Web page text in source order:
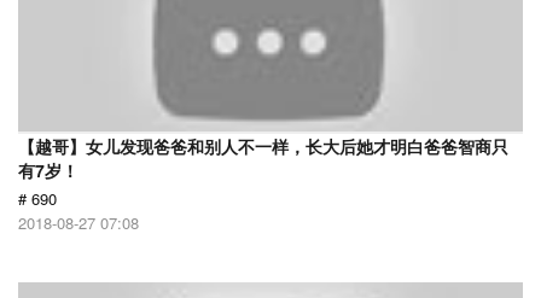
【越哥】女儿发现爸爸和别人不一样，长大后她才明白爸爸智商只
有7岁！
# 690
2018-08-27 07:08